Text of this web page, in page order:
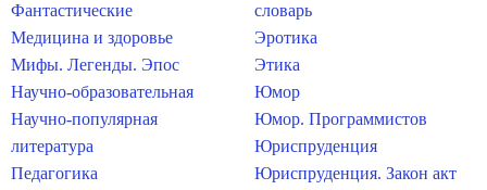
Фантастические
Медицина и здоровье
Мифы. Легенды. Эпос
Научно-образовательная
Научно-популярная
литература
Педагогика
словарь
Эротика
Этика
Юмор
Юмор. Программистов
Юриспруденция
Юриспруденция. Закон акт